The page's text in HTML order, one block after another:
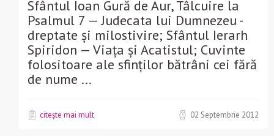
Sfântul Ioan Gură de Aur, Tâlcuire la
Psalmul 7 — Judecata lui Dumnezeu -
dreptate și milostivire; Sfântul Ierarh
Spiridon — Viața și Acatistul; Cuvinte
folositoare ale sfinților bătrâni cei fără
de nume ...
citește mai mult 02 Septembrie 2012